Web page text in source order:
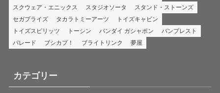
スクウェア・エニックス
スタジオソータ
スタンド・ストーンズ
セガプライズ
タカラトミーアーツ
トイズキャビン
トイズスピリッツ
トーシン バンダイ ガシャポン
バンプレスト
パレード
ブシカプ！ ブライトリンク 夢屋
カテゴリー